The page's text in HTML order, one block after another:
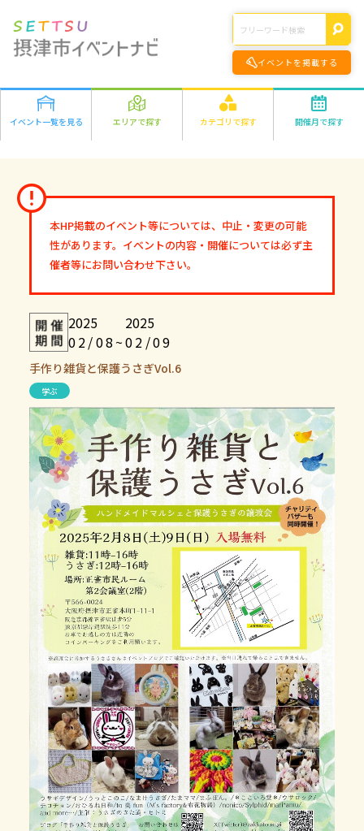
イベントを掲載する
イベント一覧を見る エリアで探す
正雀
味生・別府
鳥飼
オンライン
その他
カテゴリで探す
作る
健康・きれい
オンライン
ファミリー
開催月で探す
1月
9月 10月 11月 12月
2027年
2月 3月 4月 5月
10月 11月 12月
本HP掲載のイベント等については、中止・変更の可能
性があります。イベントの内容・開催については必ず主
催者等にお問い合わせ下さい。
2025
02/08 ~
2025
02/09
手作り雑貨と保護うさぎVol.6
学ぶ